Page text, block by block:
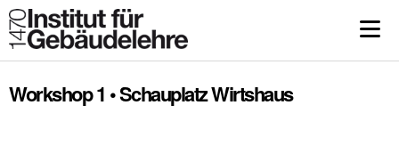
Workshop 1 • Schauplatz Wirtshaus